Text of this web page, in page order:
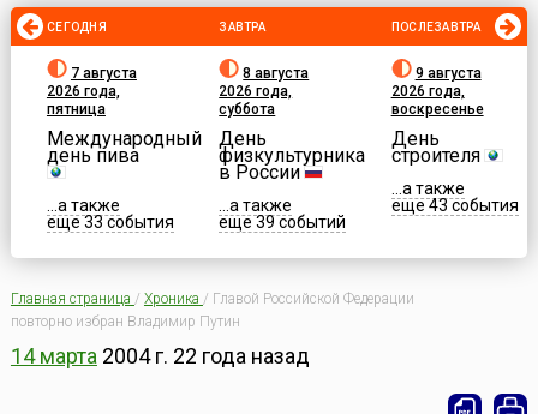
СЕГОДНЯ
7 августа
2026 года,
пятница
Международный
день пива
...а также
еще 33 события
ЗАВТРА
8 августа
2026 года,
суббота
День
физкультурника
в России
...а также
еще 39 событий
ПОСЛЕЗАВТРА
9 августа
2026 года,
воскресенье
День
строителя
...а также
еще 43 события
Главная страница / Хроника / Главой Российской Федерации
повторно избран Владимир Путин
14 марта 2004 г. 22 года назад